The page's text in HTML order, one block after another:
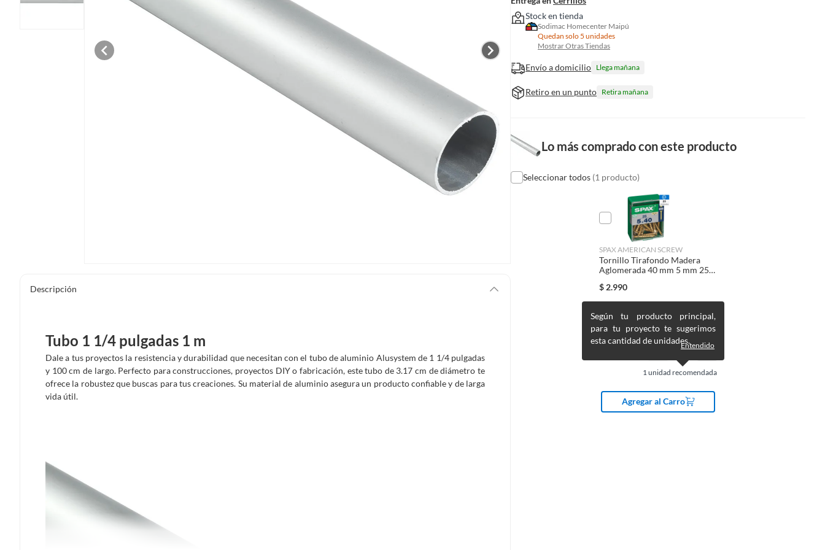
Descripción
Tubo 1 1/4 pulgadas 1 m
Dale a tus proyectos la resistencia y durabilidad que necesitan con el tubo de aluminio Alusystem de 1 1/4 pulgadas
y 100 cm de largo. Perfecto para construcciones, proyectos DIY o fabricación, este tubo de 3.17 cm de diámetro te
ofrece la robustez que buscas para tus creaciones. Su material de aluminio asegura un producto confiable y de larga
vida útil.
Stock en tienda
Sodimac Homecenter Maipú
Quedan solo 5 unidades
Mostrar Otras Tiendas
Envío a domicilio Llega mañana
Retiro en un punto Retira mañana
Lo más comprado con este producto
Seleccionar todos (1 producto)
SPAX AMERICAN SCREW
Tornillo Tirafondo Madera
Aglomerada 40 mm 5 mm 25
$ 2.990
1 unidad recomendada
Según tu producto principal,
para tu proyecto te sugerimos
esta cantidad de unidades.Entendido
Agregar al Carro